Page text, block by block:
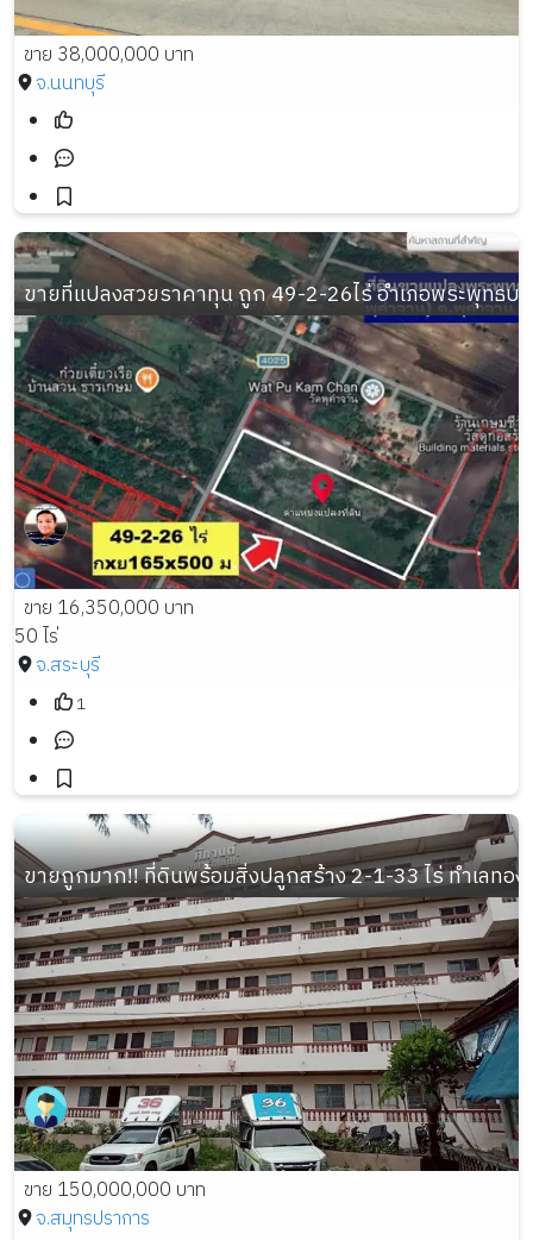
ขาย 38,000,000 บาท
จ.นนทบุรี
ขายที่แปลงสวยราคาทุน ถูก 49-2-26ไร่ อำเภอพระพุทธ
ขาย 16,350,000 บาท
50 ไร่
จ.สระบุรี
1
ขายถูกมาก!! ที่ดินพร้อมสิ่งปลูกสร้าง 2-1-33 ไร่ ทำเลทอ
ขาย 150,000,000 บาท
จ.สมุทรปราการ